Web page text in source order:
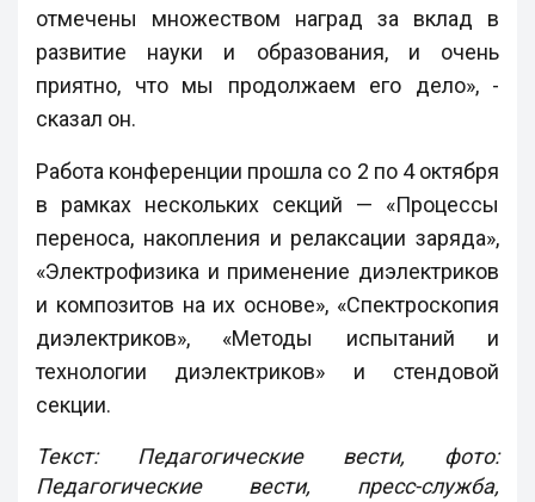
отмечены множеством наград за вклад в
развитие науки и образования, и очень
приятно, что мы продолжаем его дело», -
сказал он.
Работа конференции прошла со 2 по 4 октября
в рамках нескольких секций — «Процессы
переноса, накопления и релаксации заряда»,
«Электрофизика и применение диэлектриков
и композитов на их основе», «Спектроскопия
диэлектриков», «Методы испытаний и
технологии диэлектриков» и стендовой
секции.
Текст: Педагогические вести, фото:
Педагогические вести, пресс-служба,